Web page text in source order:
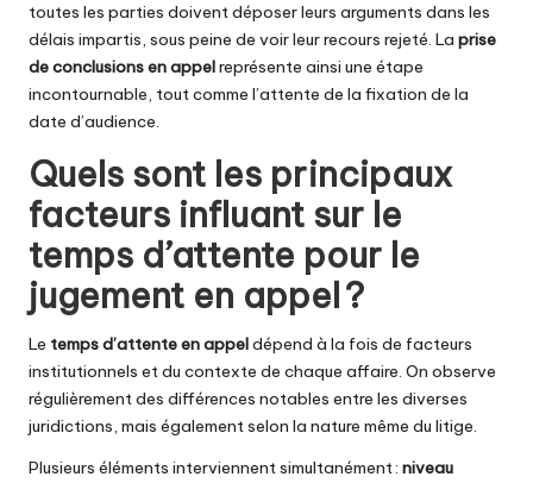
toutes les parties doivent déposer leurs arguments dans les
délais impartis, sous peine de voir leur recours rejeté. La prise
de conclusions en appelreprésente ainsi une étape
incontournable, tout comme l’attente de la fixation de la
date d’audience.
Quels sont les principaux
facteurs influant sur le
temps d’attente pour le
jugement en appel ?
Le temps d’attente en appeldépend à la fois de facteurs
institutionnels et du contexte de chaque affaire. On observe
régulièrement des différences notables entre les diverses
juridictions, mais également selon la nature même du litige.
Plusieurs éléments interviennent simultanément : niveau